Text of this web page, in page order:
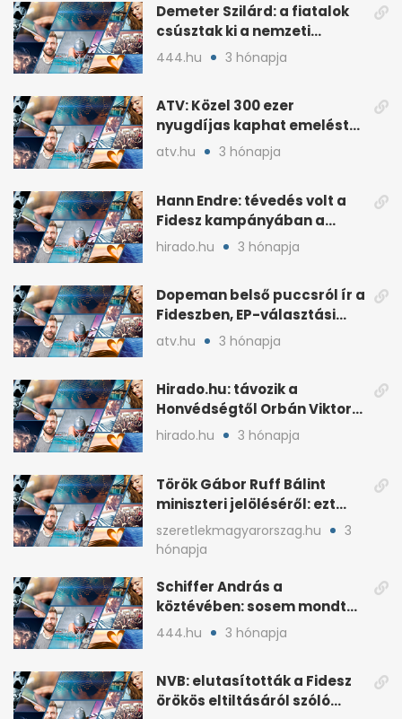
Demeter Szilárd: a fiatalok
csúsztak ki a nemzeti
kultúrából
444.hu 3 hónapja
ATV: Közel 300 ezer
nyugdíjas kaphat emelést
idén a Tisza terve szerint
atv.hu 3 hónapja
Hann Endre: tévedés volt a
Fidesz kampányában a
háborús veszély
hirado.hu 3 hónapja
Dopeman belső puccsról ír a
Fideszben, EP-választási
árral
atv.hu 3 hónapja
Hirado.hu: távozik a
Honvédségtől Orbán Viktor
fia, Orbán Gáspár
hirado.hu 3 hónapja
Török Gábor Ruff Bálint
miniszteri jelöléséről: ezt
írta a posztjában
szeretlekmagyarorszag.hu
3
hónapja
Schiffer András a
köztévében: sosem mondta,
ki fog nyerni
444.hu 3 hónapja
NVB: elutasították a Fidesz
örökös eltiltásáról szóló